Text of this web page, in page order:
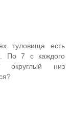
туловища есть
По 7 с каждого
округлый низ